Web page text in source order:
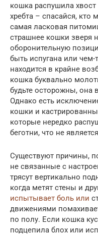
кошка распушила
хребта – спасайся, кто
самая ласковая
страшнее кошки зверя
оборонительную
быть испугана или чем-
находится в крайне
кошка буквально
будьте осторожны, она
Однако есть
кошки и
которые нередко
беготни, что не
Существуют причины,
не связанные с
трясут вертикально
когда метят стены и
испытывает боль или
движениями
по полу. Если кошка
подцепила блох или